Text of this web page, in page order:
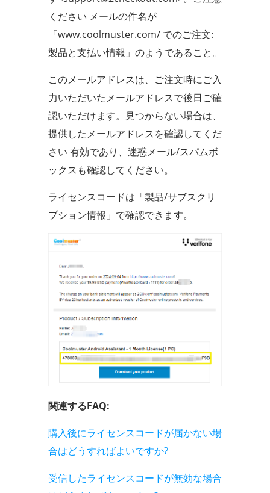
ください メールの件名が
「www.coolmuster.com/ でのご注文:
製品と支払い情報」のようであること。
このメールアドレスは、ご注文時にご入
力いただいたメールアドレスで後日ご確
認いただけます。見つからない場合は、
提供したメールアドレスを確認してくだ
さい 有効であり、迷惑メール/スパムボ
ックスも確認してください。
ライセンスコードは「製品/サブスクリ
プション情報」で確認できます。
関連するFAQ:
購入後にライセンスコードが届かない場
合はどうすればよいですか?
受信したライセンスコードが無効な場合